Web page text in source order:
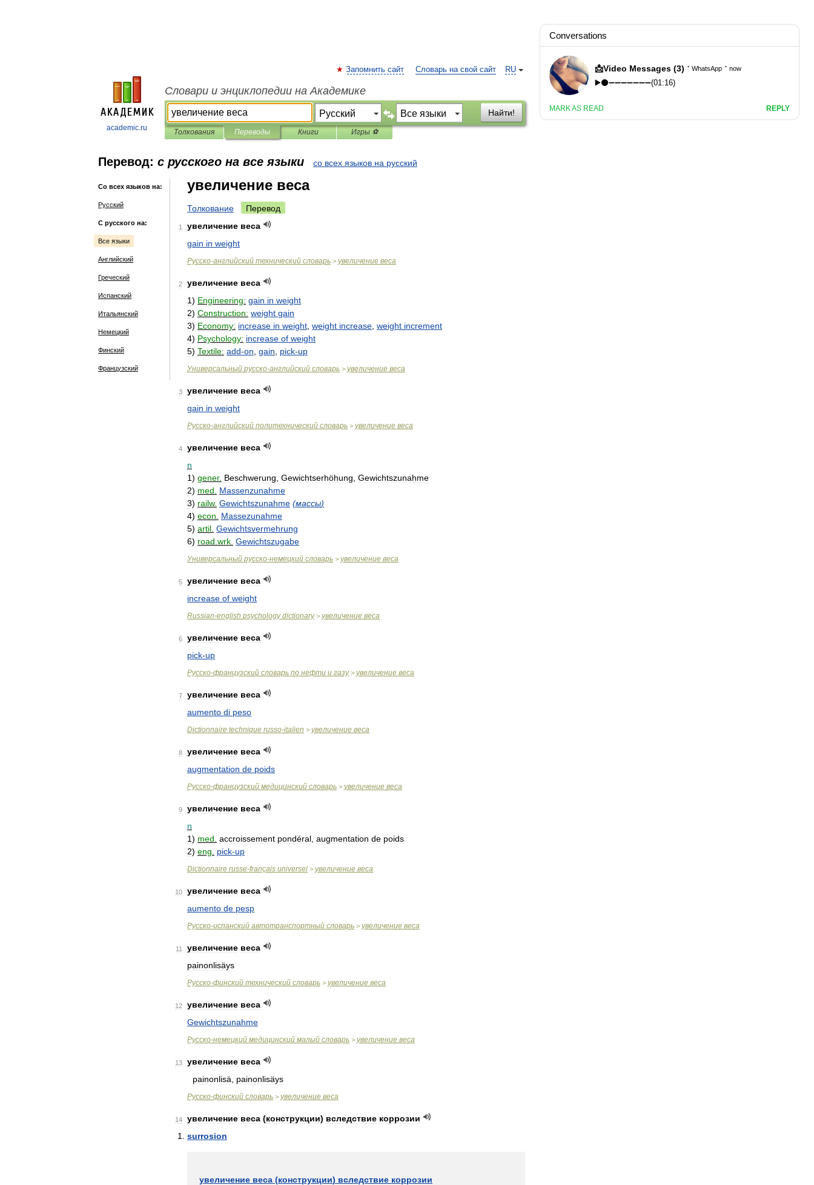
academic.ru
RU
Запомнить сайт Словарь на свой сайт
Словари и энциклопедии на Академике
Найти!
Толкования Переводы Книги Игры ⚽
Перевод: с русского на все языки со всех языков на русский
Со всех языков на:
Русский
С русского на:
Все языки
Английский
Греческий
Испанский
Итальянский
Немецкий
Финский
Французский
увеличение веса
Толкование Перевод
1 увеличение веса
gain in weight
Русско-английский технический словарь > увеличение веса
2 увеличение веса
1) Engineering: gain in weight
2) Construction: weight gain
3) Economy: increase in weight weight increase weight increment
4) Psychology: increase of weight
5) Textile: add-on gain pick-up
Универсальный русско-английский словарь > увеличение веса
3 увеличение веса
gain in weight
Русско-английский политехнический словарь > увеличение веса
4 увеличение веса
n
1) gener. Beschwerung Gewichtserhöhung Gewichtszunahme
2) med
Massenzunahme
3) railw. Gewichtszunahme (массы)
4) econ
Massezunahme
5) artil Gewichtsvermehrung
6) road wrk Gewichtszugabe
Универсальный русско-немецкий словарь > увеличение веса
5 увеличение веса
increase of weight
Russian-english psychology dictionary> увеличение веса
6 увеличение веса
pick-up
Русско-французский словарь по нефти и газу> увеличение веса
7 увеличение веса
aumento di peso
Dictionnaire technique russo-italien > увеличение веса
8 увеличение веса
augmentation de poids
Русско-французский медицинский словарь > увеличение веса
9 увеличение веса
n
1) med accroissement pondéral augmentation de poids
2) eng pick-up
Dictionnaire russe-français universel > увеличение веса
10 увеличение веса
aumento de pesp
Русско-испанский автотранспортный словарь > увеличение веса
11 увеличение веса
painonlisäys
Русско-финский технический словарь > увеличение веса
12 увеличение веса
Gewichtszunahme
Руccко-немецкий медицинский малый словарь > увеличение веса
13 увеличение веса
painonlisä
painonlisäys
Русско-финский словарь > увеличение веса
14 увеличение веса (конструкции) вследствие коррозии
surrosion
увеличение веса (конструкции) вследствие коррозии